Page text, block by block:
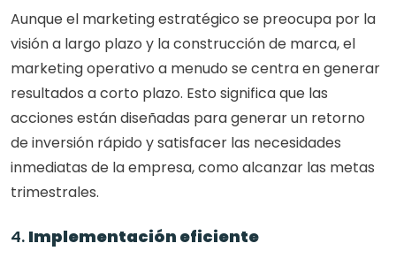
Aunque el marketing estratégico se preocupa por la
visión a largo plazo y la construcción de marca, el
marketing operativo a menudo se centra en generar
resultados a corto plazo. Esto significa que las
acciones están diseñadas para generar un retorno
de inversión rápido y satisfacer las necesidades
inmediatas de la empresa, como alcanzar las metas
trimestrales.
4. Implementación eficiente